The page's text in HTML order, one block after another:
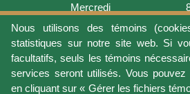
Nous utilisons des témoins
statistiques sur notre site web. Si
facultatifs, seuls les témoins
services seront utilisés. Vous
en cliquant sur « Gérer les fichiers
Mercredi
Jeudi
Vendredi
Samedi
Dimanche